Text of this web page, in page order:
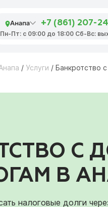
Анапа +7 (861) 207-
Пн-Пт: с 09:00 до 18:00 Сб-Вс:
/ Услуги / Банкротство
С
В
налоговые долги